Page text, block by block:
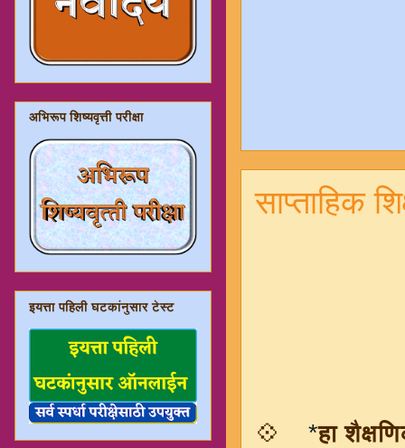
साप्ताहिक
💠 *हा
अभिरूप शिष्यवृत्ती परीक्षा
इयत्ता पहिली घटकांनुसार टेस्ट